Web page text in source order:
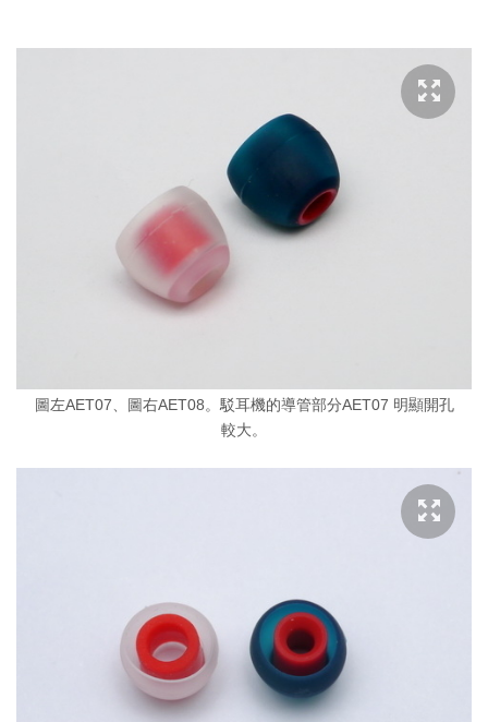
圖左AET07、圖右AET08。駁耳機的導管部分AET07 明顯開孔
較大。